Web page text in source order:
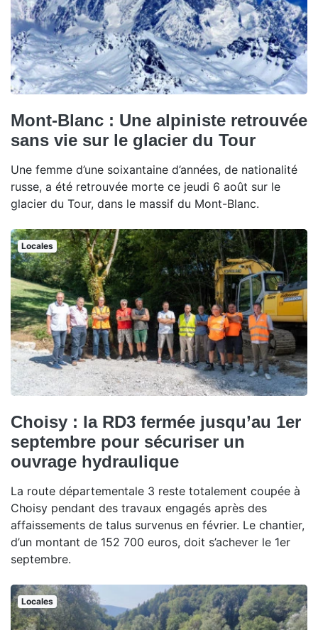
Mont-Blanc : Une alpiniste retrouvée
sans vie sur le glacier du Tour
Une femme d’une soixantaine d’années, de nationalité
russe, a été retrouvée morte ce jeudi 6 août sur le
glacier du Tour, dans le massif du Mont-Blanc.
Locales
Choisy : la RD3 fermée jusqu’au 1er
septembre pour sécuriser un
ouvrage hydraulique
La route départementale 3 reste totalement coupée à
Choisy pendant des travaux engagés après des
affaissements de talus survenus en février. Le chantier,
d’un montant de 152 700 euros, doit s’achever le 1er
septembre.
Locales